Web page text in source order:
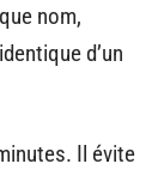
nom,
d’un
Il évite